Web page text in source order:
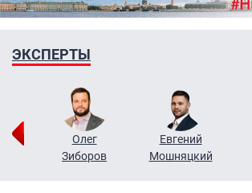
ЭКСПЕРТЫ
Олег
Зиборов
Евгений
Мошняцкий